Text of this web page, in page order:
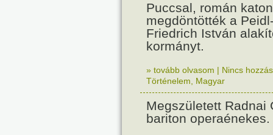
Puccsal, román
megdöntötték a
Friedrich István
kormányt.
» tovább olvasom | Nincs
Történelem
Magyar
Megszületett Radnai
bariton operaénekes.